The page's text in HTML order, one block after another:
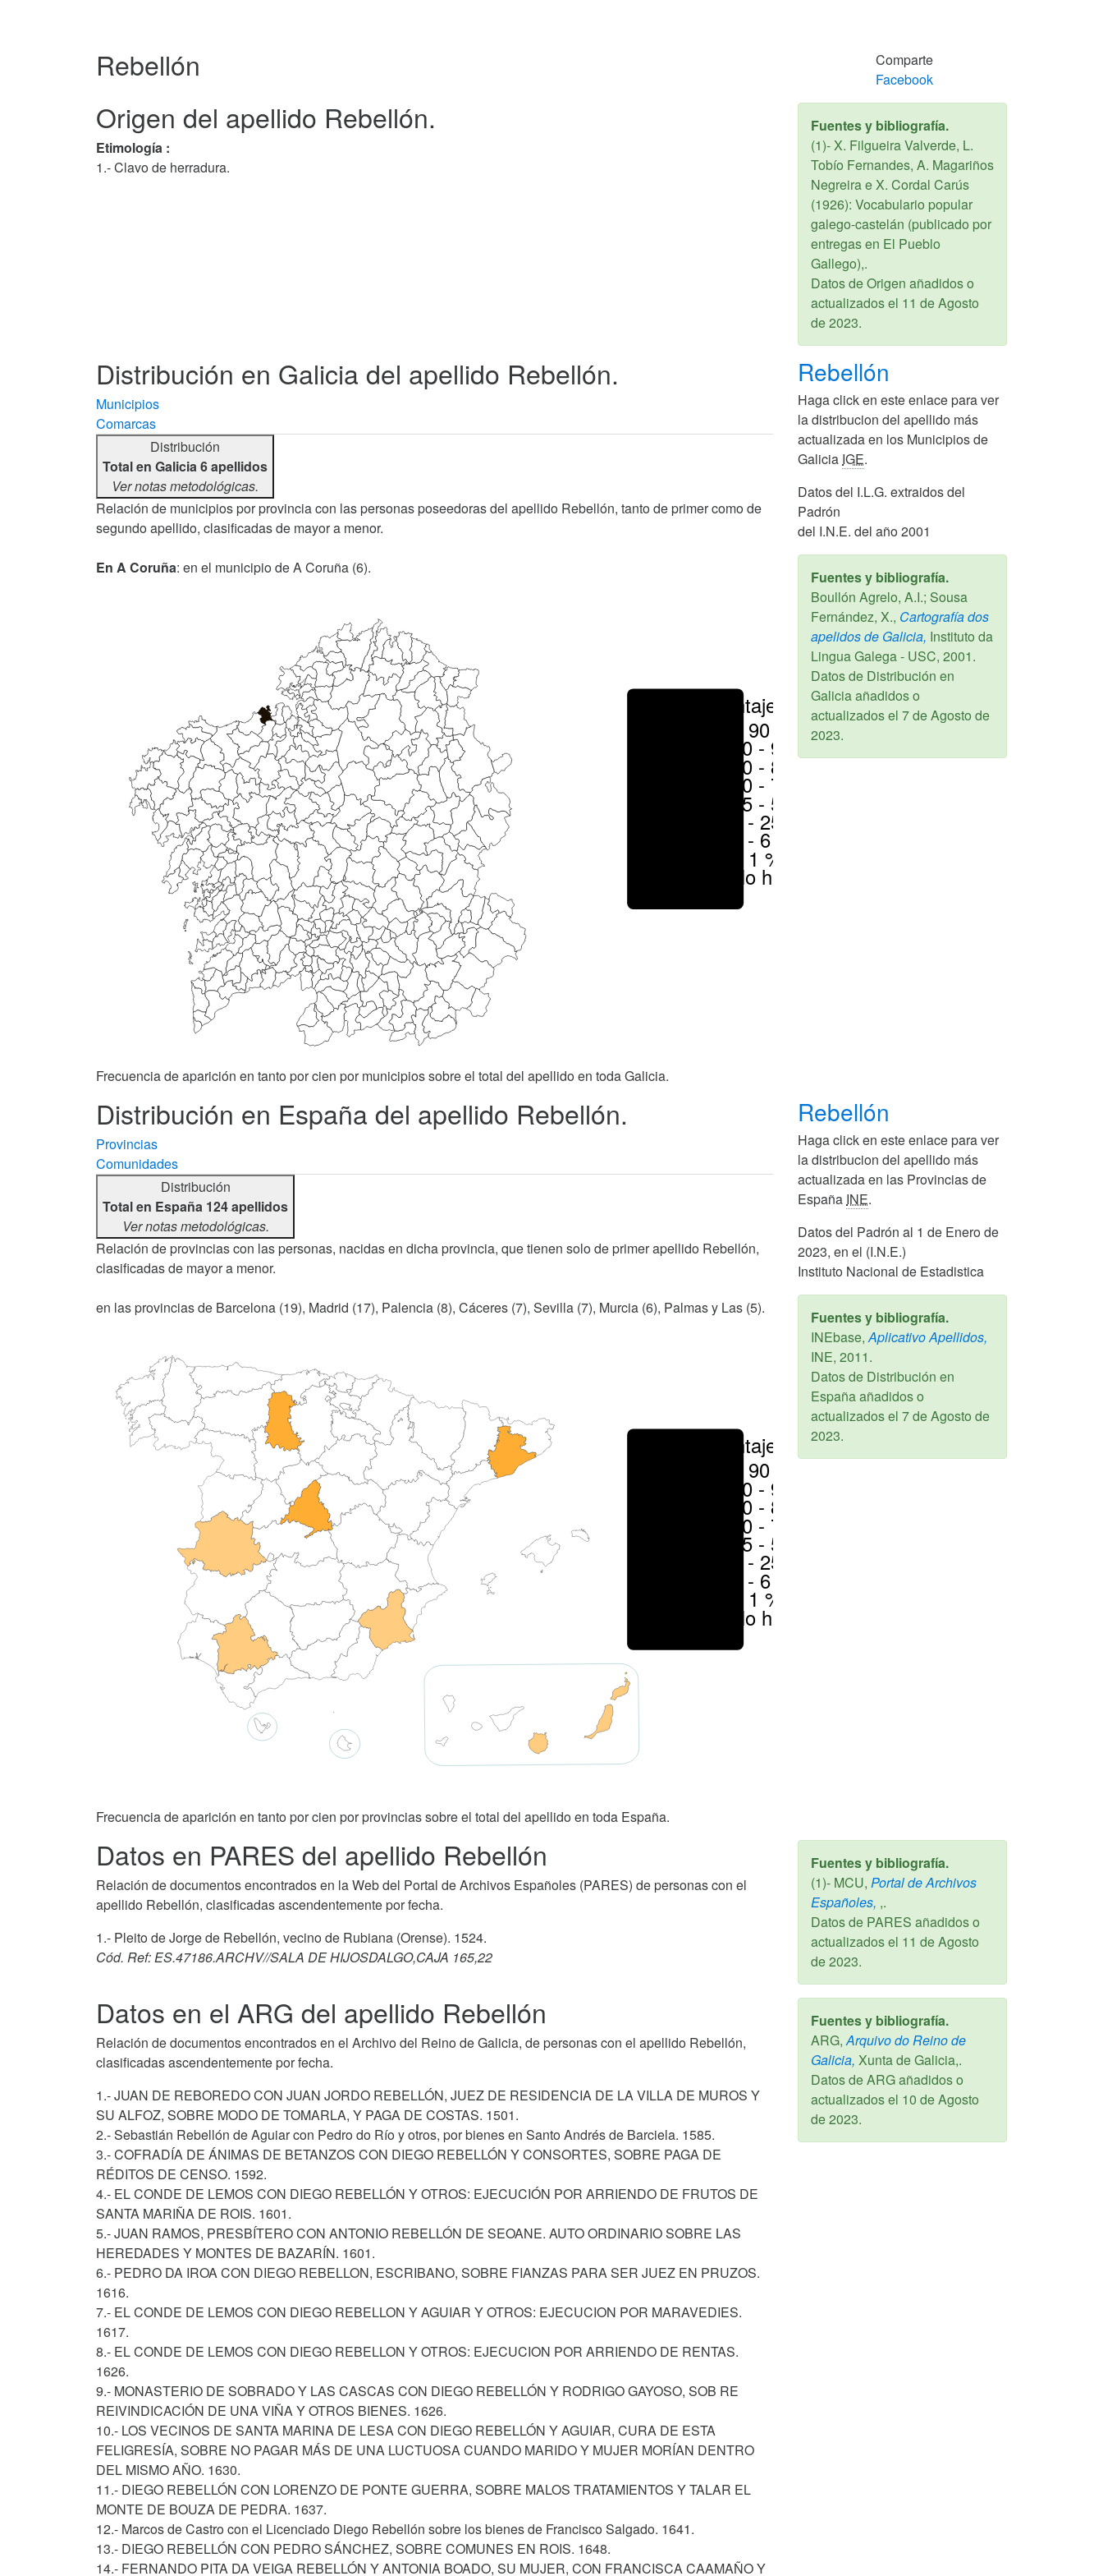
Rebellón
Comparte
Facebook
Origen del apellido Rebellón.
Etimología :
1.- Clavo de herradura.
Fuentes y bibliografía.
(1)- X. Filgueira Valverde, L.
Tobío Fernandes, A. Magariños
Negreira e X. Cordal Carús
(1926): Vocabulario popular
galego-castelán (publicado por
entregas en El Pueblo
Gallego),.
Datos de Origen añadidos o
actualizados el 11 de Agosto
de 2023.
Distribución en Galicia del apellido Rebellón.
Municipios
Comarcas
Distribución
Total en Galicia 6 apellidos
Ver notas metodológicas.
Relación de municipios por provincia con las personas poseedoras del apellido Rebellón, tanto de primer como de
segundo apellido, clasificadas de mayor a menor.
En A Coruña: en el municipio de A Coruña (6).
Porcentajes
> 90 %
80 - 90 %
70 - 80 %
50 - 70 %
25 - 50 %
6 - 25 %
1 - 6 %
< 1 %
No hay
Frecuencia de aparición en tanto por cien por municipios sobre el total del apellido en toda Galicia.
Rebellón
Haga click en este enlace para ver
la distribucion del apellido más
actualizada en los Municipios de
Galicia IGE.
Datos del I.L.G. extraidos del
Padrón
del I.N.E. del año 2001
Fuentes y bibliografía.
Boullón Agrelo, A.I.; Sousa
Fernández, X., Cartografía dos
apelidos de Galicia, Instituto da
Lingua Galega - USC, 2001.
Datos de Distribución en
Galicia añadidos o
actualizados el 7 de Agosto de
2023.
Distribución en España del apellido Rebellón.
Provincias
Comunidades
Distribución
Total en España 124 apellidos
Ver notas metodológicas.
Relación de provincias con las personas, nacidas en dicha provincia, que tienen solo de primer apellido Rebellón,
clasificadas de mayor a menor.
en las provincias de Barcelona (19), Madrid (17), Palencia (8), Cáceres (7), Sevilla (7), Murcia (6), Palmas y Las (5).
Porcentajes
> 90 %
80 - 90 %
70 - 80 %
50 - 70 %
25 - 50 %
6 - 25 %
1 - 6 %
< 1 %
No hay
Frecuencia de aparición en tanto por cien por provincias sobre el total del apellido en toda España.
Rebellón
Haga click en este enlace para ver
la distribucion del apellido más
actualizada en las Provincias de
España INE.
Datos del Padrón al 1 de Enero de
2023, en el (I.N.E.)
Instituto Nacional de Estadistica
Fuentes y bibliografía.
INEbase,Aplicativo Apellidos,
INE, 2011.
Datos de Distribución en
España añadidos o
actualizados el 7 de Agosto de
2023.
Datos en PARES del apellido Rebellón
Relación de documentos encontrados en la Web del Portal de Archivos Españoles (PARES) de personas con el
apellido Rebellón, clasificadas ascendentemente por fecha.
1.- Pleito de Jorge de Rebellón, vecino de Rubiana (Orense). 1524.
Cód. Ref: ES.47186.ARCHV//SALA DE HIJOSDALGO,CAJA 165,22
Fuentes y bibliografía.
(1)- MCU, Portal de Archivos
Españoles, ,.
Datos de PARES añadidos o
actualizados el 11 de Agosto
de 2023.
Datos en el ARG del apellido Rebellón
Relación de documentos encontrados en el Archivo del Reino de Galicia, de personas con el apellido Rebellón,
clasificadas ascendentemente por fecha.
1.- JUAN DE REBOREDO CON JUAN JORDO REBELLÓN, JUEZ DE RESIDENCIA DE LA VILLA DE MUROS Y
SU ALFOZ, SOBRE MODO DE TOMARLA, Y PAGA DE COSTAS. 1501.
2.- Sebastián Rebellón de Aguiar con Pedro do Río y otros, por bienes en Santo Andrés de Barciela. 1585.
3.- COFRADÍA DE ÁNIMAS DE BETANZOS CON DIEGO REBELLÓN Y CONSORTES, SOBRE PAGA DE
RÉDITOS DE CENSO. 1592.
4.- EL CONDE DE LEMOS CON DIEGO REBELLÓN Y OTROS: EJECUCIÓN POR ARRIENDO DE FRUTOS DE
SANTA MARIÑA DE ROIS. 1601.
5.- JUAN RAMOS, PRESBÍTERO CON ANTONIO REBELLÓN DE SEOANE. AUTO ORDINARIO SOBRE LAS
HEREDADES Y MONTES DE BAZARÍN. 1601.
6.- PEDRO DA IROA CON DIEGO REBELLON, ESCRIBANO, SOBRE FIANZAS PARA SER JUEZ EN PRUZOS.
1616.
7.- EL CONDE DE LEMOS CON DIEGO REBELLON Y AGUIAR Y OTROS: EJECUCION POR MARAVEDIES.
1617.
8.- EL CONDE DE LEMOS CON DIEGO REBELLON Y OTROS: EJECUCION POR ARRIENDO DE RENTAS.
1626.
9.- MONASTERIO DE SOBRADO Y LAS CASCAS CON DIEGO REBELLÓN Y RODRIGO GAYOSO, SOB RE
REIVINDICACIÓN DE UNA VIÑA Y OTROS BIENES. 1626.
10.- LOS VECINOS DE SANTA MARINA DE LESA CON DIEGO REBELLÓN Y AGUIAR, CURA DE ESTA
FELIGRESÍA, SOBRE NO PAGAR MÁS DE UNA LUCTUOSA CUANDO MARIDO Y MUJER MORÍAN DENTRO
DEL MISMO AÑO. 1630.
11.- DIEGO REBELLÓN CON LORENZO DE PONTE GUERRA, SOBRE MALOS TRATAMIENTOS Y TALAR EL
MONTE DE BOUZA DE PEDRA. 1637.
12.- Marcos de Castro con el Licenciado Diego Rebellón sobre los bienes de Francisco Salgado. 1641.
13.- DIEGO REBELLÓN CON PEDRO SÁNCHEZ, SOBRE COMUNES EN ROIS. 1648.
14.- FERNANDO PITA DA VEIGA REBELLÓN Y ANTONIA BOADO, SU MUJER, CON FRANCISCA CAAMAÑO Y
Fuentes y bibliografía.
ARG,Arquivo do Reino de
Galicia, Xunta de Galicia,.
Datos de ARG añadidos o
actualizados el 10 de Agosto
de 2023.